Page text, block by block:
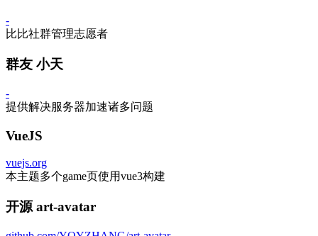
-
比比社群管理志愿者
群友 小天
-
提供解决服务器加速诸多问题
VueJS
vuejs.org
本主题多个game页使用vue3构建
开源 art-avatar